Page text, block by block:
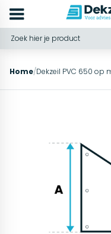
Home/Dekzeil PVC 650 op